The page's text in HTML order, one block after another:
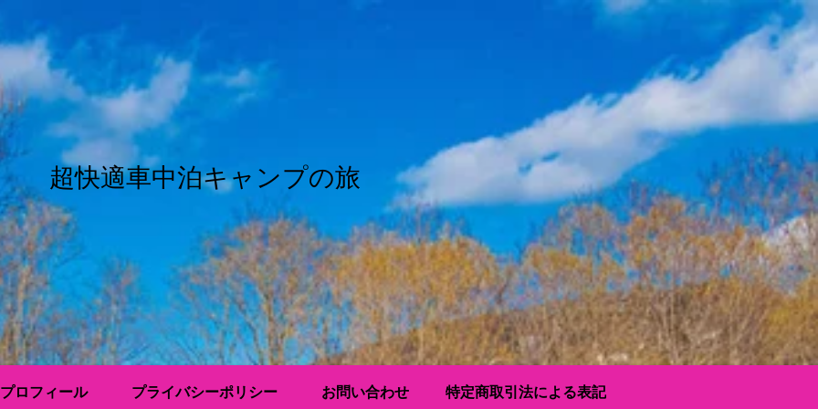
超快適車中泊キャンプの旅
プロフィール プライバシーポリシー お問い合わせ 特定商取引法による表記